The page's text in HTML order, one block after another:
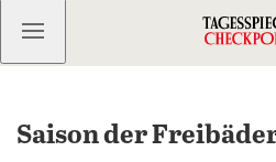
Kostenlos anmelden
Saison der